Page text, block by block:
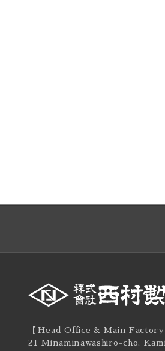
【Head Office & Main Factory
21 Minaminawashiro-cho,